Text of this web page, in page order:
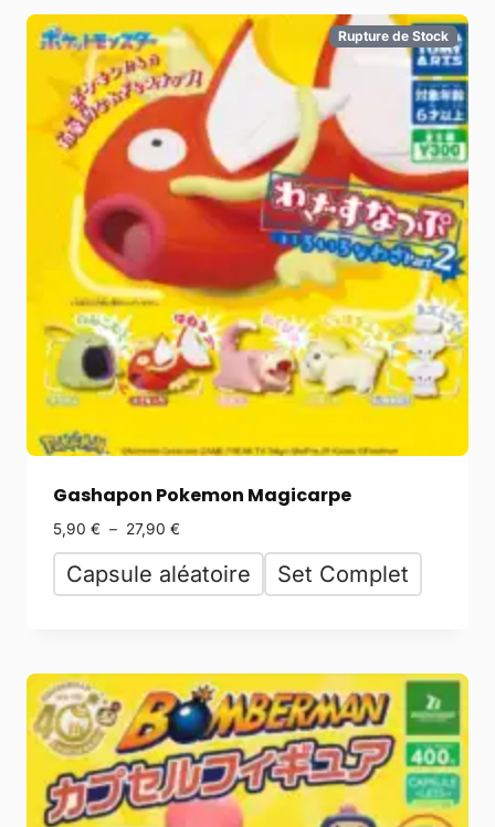
Rupture de Stock
Gashapon Pokemon Magicarpe
5,90 € – 27,90 €
Capsule aléatoire Set Complet